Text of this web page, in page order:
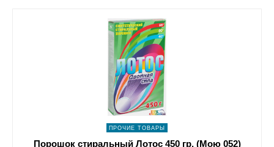
shopping_cart В КОРЗИНУ
navigate_next
ПОДРОБНЕЕ
ПРОЧИЕ ТОВАРЫ
Порошок стиральный Лотос 450 гр. (Мою 052)